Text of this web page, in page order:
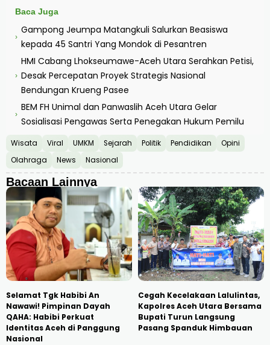
Baca Juga
›
Gampong Jeumpa Matangkuli Salurkan Beasiswa
kepada 45 Santri Yang Mondok di Pesantren
›
HMI Cabang Lhokseumawe-Aceh Utara Serahkan Petisi,
Desak Percepatan Proyek Strategis Nasional
Bendungan Krueng Pasee
›
BEM FH Unimal dan Panwaslih Aceh Utara Gelar
Sosialisasi Pengawas Serta Penegakan Hukum Pemilu
Wisata Viral UMKM Sejarah Politik Pendidikan
Opini
Olahraga
News Nasional
Bacaan Lainnya
Selamat Tgk Habibi An
Nawawi! Pimpinan Dayah
QAHA: Habibi Perkuat
Identitas Aceh di Panggung
Nasional
Cegah Kecelakaan Lalulintas,
Kapolres Aceh Utara Bersama
Bupati Turun Langsung
Pasang Spanduk Himbauan